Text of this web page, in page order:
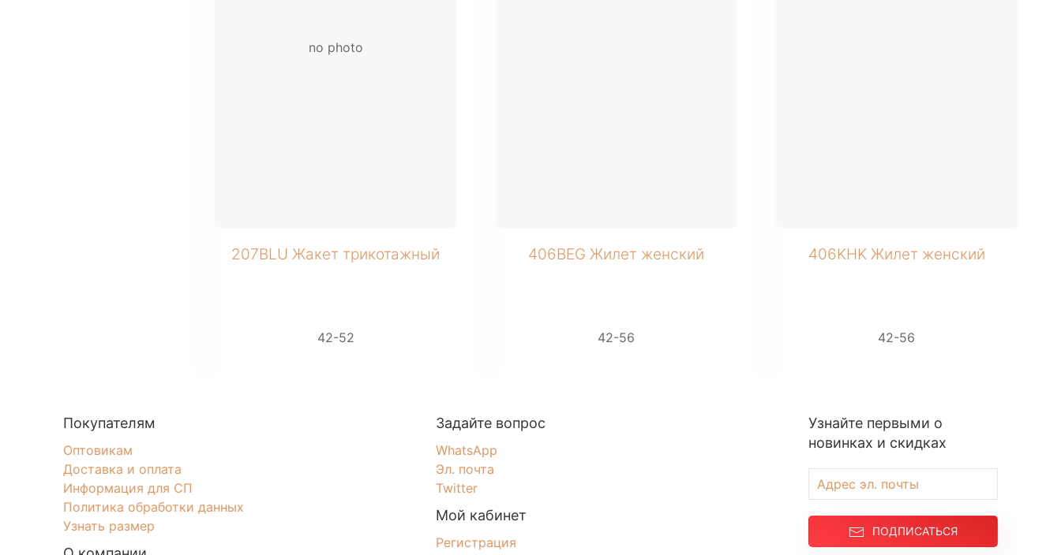
no photo
207BLU Жакет трикотажный
42-52
406BEG Жилет женский
42-56
406KHK Жилет женский
42-56
Узнайте первыми о
новинках и скидках
ПОДПИСАТЬСЯ
Покупателям
Оптовикам
Доставка и оплата
Информация для СП
Политика обработки данных
Узнать размер
Задайте вопрос
WhatsApp
Эл. почта
Twitter
Мой кабинет
Регистрация